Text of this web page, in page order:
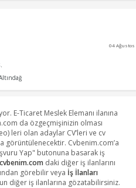
04 Ağustos
E-Ticaret Meslek Elemanı ilanına
da özgeçmişinizin olması
leri olan adaylar CV’leri ve cv
görüntülenecektir. Cvbenim.com’a
Yap" butonuna basarak iş
cvbenim.com daki diğer iş ilanlarını
görebilir veya İş İlanları
diğer iş ilanlarına gözatabilirsiniz.